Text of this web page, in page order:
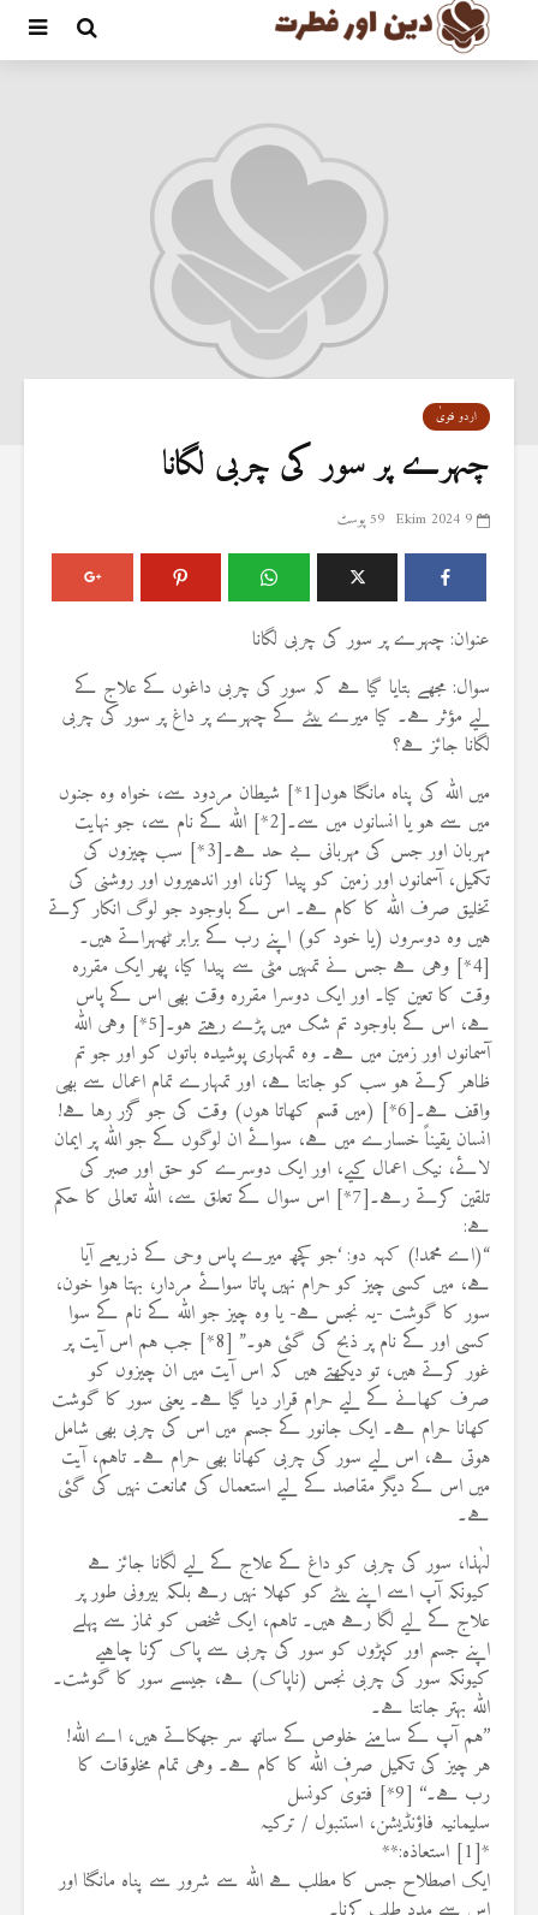
اردو فتویٰ
چہرے پر سور کی چربی لگانا
9 Ekim 2024 59 پوسٹ
عنوان: چہرے پر سور کی چربی لگانا
سوال: مجھے بتایا گیا ہے کہ سور کی چربی داغوں کے علاج کے
لیے مؤثر ہے۔ کیا میرے بیٹے کے چہرے پر داغ پر سور کی چربی
لگانا جائز ہے؟
میں اللہ کی پناہ مانگتا ہوں[1*] شیطان مردود سے، خواہ وہ جنوں
میں سے ہو یا انسانوں میں سے۔[2*] اللہ کے نام سے، جو نہایت
مہربان اور جس کی مہربانی بے حد ہے۔[3*] سب چیزوں کی
تکمیل، آسمانوں اور زمین کو پیدا کرنا، اور اندھیروں اور روشنی کی
تخلیق صرف اللہ کا کام ہے۔ اس کے باوجود جو لوگ انکار کرتے
ہیں وہ دوسروں (یا خود کو) اپنے رب کے برابر ٹھہراتے ہیں۔
[4*] وہی ہے جس نے تمہیں مٹی سے پیدا کیا، پھر ایک مقررہ
وقت کا تعین کیا۔ اور ایک دوسرا مقررہ وقت بھی اس کے پاس
ہے، اس کے باوجود تم شک میں پڑے رہتے ہو۔[5*] وہی اللہ
آسمانوں اور زمین میں ہے۔ وہ تمہاری پوشیدہ باتوں کو اور جو تم
ظاہر کرتے ہو سب کو جانتا ہے، اور تمہارے تمام اعمال سے بھی
واقف ہے۔[6*] (میں قسم کھاتا ہوں) وقت کی جو گزر رہا ہے!
انسان یقیناً خسارے میں ہے، سوائے ان لوگوں کے جو اللہ پر ایمان
لائے، نیک اعمال کیے، اور ایک دوسرے کو حق اور صبر کی
تلقین کرتے رہے۔[7*] اس سوال کے تعلق سے، اللہ تعالی کا حکم
ہے:
“(اے محمد!) کہہ دو: ‘جو کچھ میرے پاس وحی کے ذریعے آیا
ہے، میں کسی چیز کو حرام نہیں پاتا سوائے مردار، بہتا ہوا خون،
سور کا گوشت -یہ نجس ہے- یا وہ چیز جو اللہ کے نام کے سوا
کسی اور کے نام پر ذبح کی گئی ہو۔” [8*] جب ہم اس آیت پر
غور کرتے ہیں، تو دیکھتے ہیں کہ اس آیت میں ان چیزوں کو
صرف کھانے کے لیے حرام قرار دیا گیا ہے۔ یعنی سور کا گوشت
کھانا حرام ہے۔ ایک جانور کے جسم میں اس کی چربی بھی شامل
ہوتی ہے، اس لیے سور کی چربی کھانا بھی حرام ہے۔ تاہم، آیت
میں اس کے دیگر مقاصد کے لیے استعمال کی ممانعت نہیں کی گئی
ہے۔
لہٰذا، سور کی چربی کو داغ کے علاج کے لیے لگانا جائز ہے
کیونکہ آپ اسے اپنے بیٹے کو کھلا نہیں رہے بلکہ بیرونی طور پر
علاج کے لیے لگا رہے ہیں۔ تاہم، ایک شخص کو نماز سے پہلے
اپنے جسم اور کپڑوں کو سور کی چربی سے پاک کرنا چاہیے
کیونکہ سور کی چربی نجس (ناپاک) ہے، جیسے سور کا گوشت۔
اللہ بہتر جانتا ہے۔
’’ہم آپ کے سامنے خلوص کے ساتھ سر جھکاتے ہیں، اے اللہ!
ہر چیز کی تکمیل صرف اللہ کا کام ہے۔ وہی تمام مخلوقات کا
رب ہے۔‘‘ [9*] فتویٰ کونسل
سلیمانیہ فاؤنڈیشن، استنبول / ترکیہ
*[1] استعاذہ:**
ایک اصطلاح جس کا مطلب ہے اللہ سے شرور سے پناہ مانگنا اور